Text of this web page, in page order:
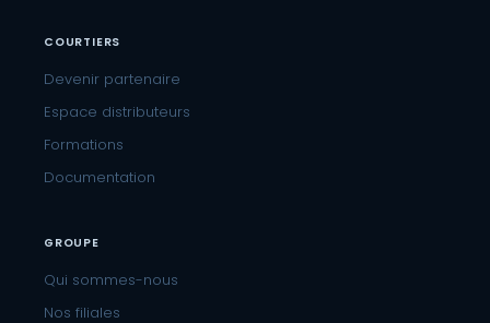
COURTIERS
Devenir partenaire
Espace distributeurs
Formations
Documentation
GROUPE
Qui sommes-nous
Nos filiales